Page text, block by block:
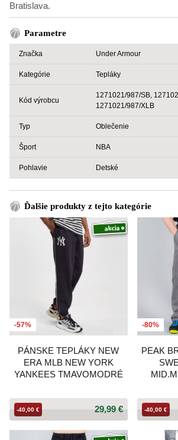
Bratislava.
Parametre
Značka Under Armour
Kategórie Tepláky
Kód výrobcu
1271021/987/SB,
1271021/987/XLB
Typ Oblečenie
Šport NBA
Pohlavie Detské
Ďalšie produkty z tejto kategórie
-57%
PÁNSKE TEPLÁKY NEW
ERA MLB NEW YORK
YANKEES TMAVOMODRÉ
29,99 €
-40,00 €
-80%
PEAK
-40,00 €